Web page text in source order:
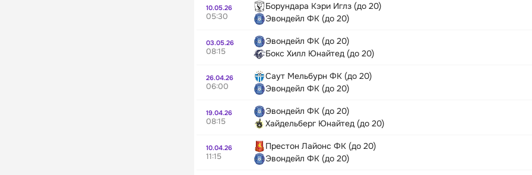
10.05.26
05:30
Борундара Кэри Иглз (до 20)
Эвондейл ФК (до 20)
03.05.26
08:15
Эвондейл ФК (до 20)
Бокс Хилл Юнайтед (до 20)
26.04.26
06:00
Саут Мельбурн ФК (до 20)
Эвондейл ФК (до 20)
19.04.26
08:15
Эвондейл ФК (до 20)
Хайдельберг Юнайтед (до 20)
10.04.26
11:15
Престон Лайонс ФК (до 20)
Эвондейл ФК (до 20)